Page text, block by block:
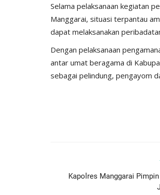
Selama pelaksanaan kegiatan
Manggarai, situasi terpantau
dapat melaksanakan
Dengan pelaksanaan
antar umat beragama di
sebagai pelindung, pengayom
Kapolres Manggarai